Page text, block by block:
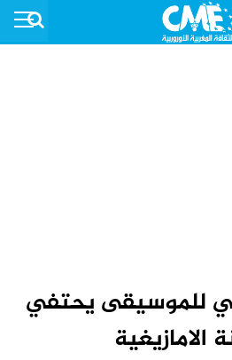
للموسيقى يحتفي
الامازيغية